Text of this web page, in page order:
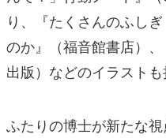
り、『たくさんのふし
のか』（福音館書店）
出版）などのイラストも
ふたりの博士が新たな